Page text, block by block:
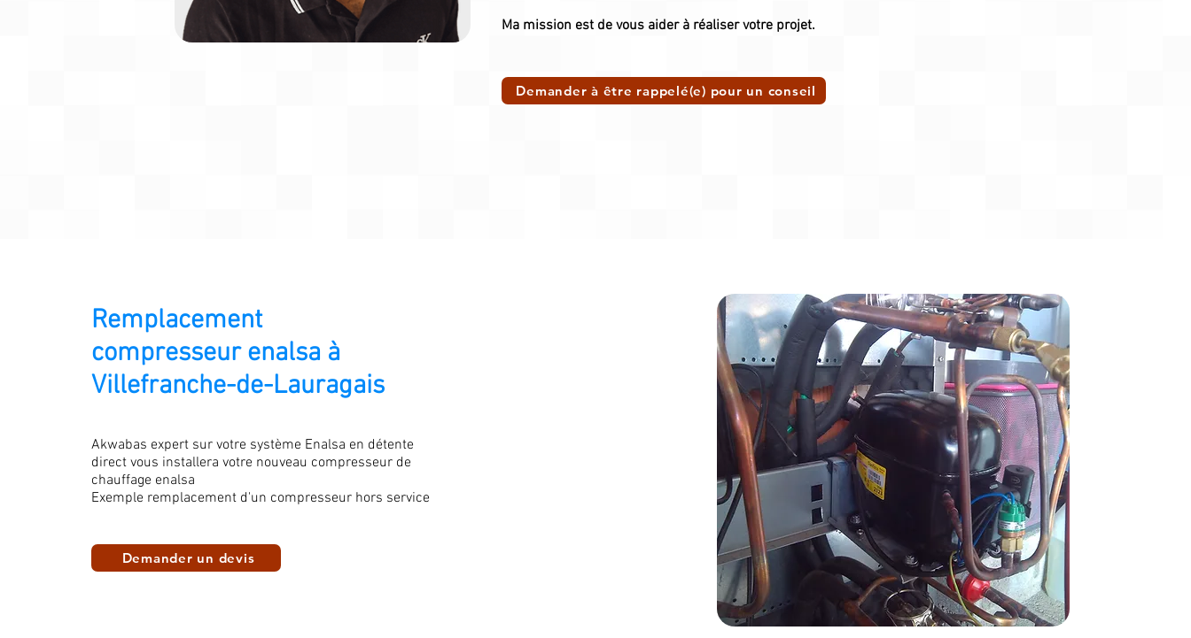
Ma mission est de vous aider à réaliser votre projet.
Demander à être rappelé(e) pour un conseil
Remplacement
compresseur enalsa à
Villefranche-de-Lauragais
Akwabas expert sur votre système Enalsa en détente
direct vous installera votre nouveau compresseur de
chauffage enalsa
Exemple remplacement d'un compresseur hors service
Demander un devis